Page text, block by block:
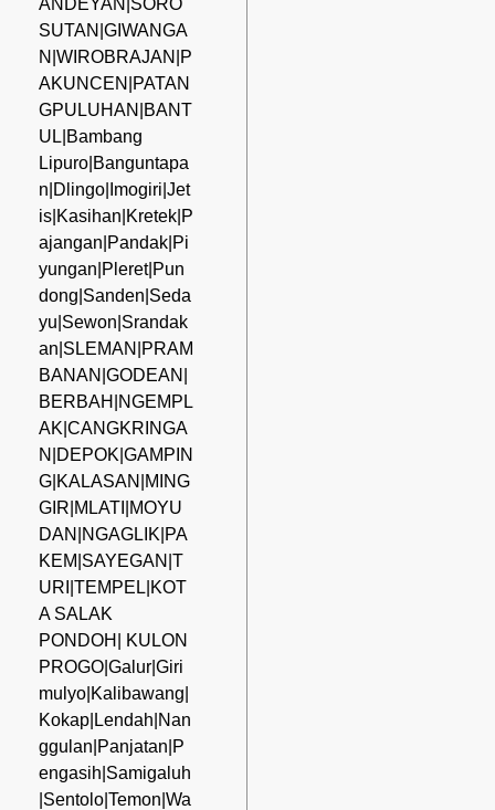
SUTAN|GIWANGA
N|WIROBRAJAN|P
AKUNCEN|PATAN
GPULUHAN|BANT
UL|Bambang
Lipuro|Banguntapa
n|Dlingo|Imogiri|Jet
is|Kasihan|Kretek|P
ajangan|Pandak|Pi
yungan|Pleret|Pun
dong|Sanden|Seda
yu|Sewon|Srandak
an|SLEMAN|PRAM
BANAN|GODEAN|
BERBAH|NGEMPL
AK|CANGKRINGA
N|DEPOK|GAMPIN
G|KALASAN|MING
GIR|MLATI|MOYU
DAN|NGAGLIK|PA
KEM|SAYEGAN|T
URI|TEMPEL|KOT
A SALAK
PONDOH| KULON
PROGO|Galur|Giri
mulyo|Kalibawang|
Kokap|Lendah|Nan
ggulan|Panjatan|P
engasih|Samigaluh
|Sentolo|Temon|Wa